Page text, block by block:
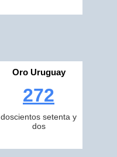
Oro Uruguay
272
doscientos setenta y
dos